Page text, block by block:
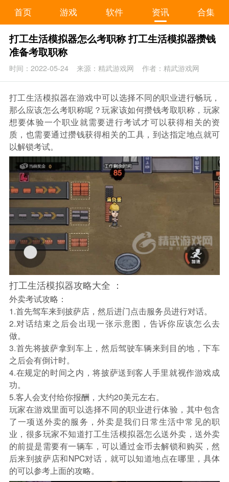
首页 游戏 软件 资讯 合集
打工生活模拟器怎么考职称 打工生活模拟器攒钱
准备考取职称
时间：2022-05-24 来源：精武游戏网 作者：精武游戏网
打工生活模拟器在游戏中可以选择不同的职业进行畅玩，
那么应该怎么考职称呢？玩家该如何攒钱考取职称，玩家
想要体验一个职业就需要进行考试才可以获得相关的资
质，也需要通过攒钱获得相关的工具，到达指定地点就可
以解锁考试。
打工生活模拟器攻略大全 ：
外卖考试攻略：
1.首先驾车来到披萨店，然后进门点击服务员进行对话。
2.对话结束之后会出现一张示意图，告诉你应该怎么去
做。
3.首先将披萨拿到车上，然后驾驶车辆来到目的地，下车
之后会有倒计时。
4.在规定的时间之内，将披萨送到客人手里就视作游戏成
功。
5.客人会支付给你报酬，大约20美元左右。
玩家在游戏里面可以选择不同的职业进行体验，其中包含
了一项送外卖的服务，外卖是我们日常生活中常见的职
业，很多玩家不知道打工生活模拟器怎么送外卖，送外卖
的前提是需要有一辆车，可以通过金币去解锁和购买，然
后来到披萨店和NPC对话，就可以知道地点在哪里，具体
的可以参考上面的攻略。